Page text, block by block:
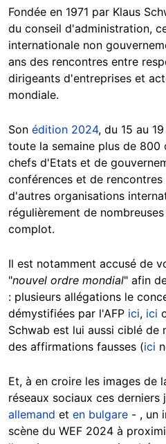
Fondée en 1971 par Klaus
du conseil d'administration,
internationale non
ans des rencontres entre
dirigeants d'entreprises et
mondiale.
Son édition 2024, du 15 au
toute la semaine plus de
chefs d'Etats et de
conférences et de
d'autres organisations
régulièrement de
complot.
Il est notamment accusé de
"nouvel ordre mondial" afin
: plusieurs allégations le
démystifiées par l'AFP ici, ici
Schwab est lui aussi ciblé de
des affirmations fausses (ici
Et, à en croire les images de
réseaux sociaux ces
allemand et en bulgare - , un
scène du WEF 2024 à